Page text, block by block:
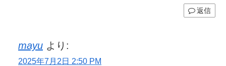
返信
mayu より:
2025年7月2日 2:50 PM